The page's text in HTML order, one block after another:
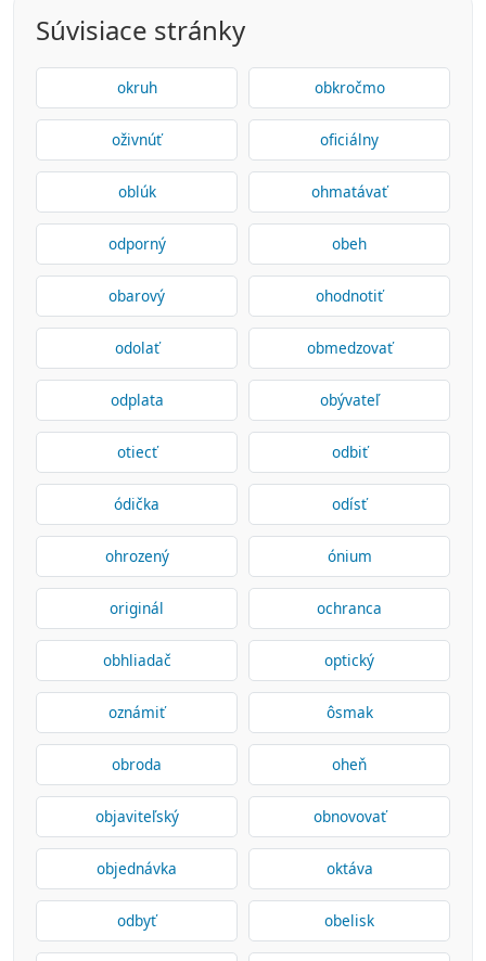
Súvisiace stránky
okruh obkročmo
oživnúť oficiálny
oblúk ohmatávať
odporný obeh
obarový ohodnotiť
odolať obmedzovať
odplata obývateľ
otiecť odbiť
ódička odísť
ohrozený ónium
originál ochranca
obhliadač optický
oznámiť ôsmak
obroda oheň
objaviteľský obnovovať
objednávka oktáva
odbyť obelisk